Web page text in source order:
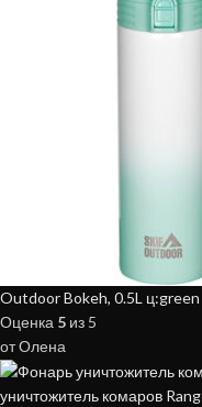
Outdoor Bokeh, 0.5L ц:green
Оценка 5 из 5
от Олена
уничтожитель комаров